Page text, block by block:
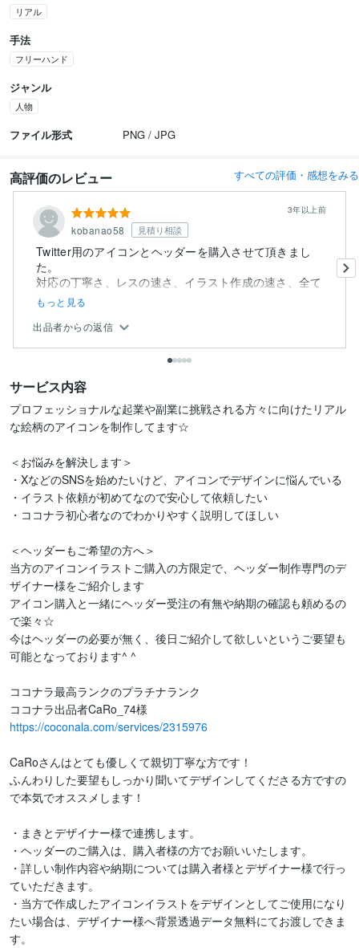
リアル
手法
フリーハンド
ジャンル
人物
ファイル形式 PNG / JPG
高評価のレビュー すべての評価・感想をみる
kobanao58 見積り相談
3年以上前
Twitter用のアイコンとヘッダーを購入させて頂きまし
た。
対応の丁寧さ、レスの速さ、イラスト作成の速さ、全て
において...
もっと見る
出品者からの返信
サービス内容
プロフェッショナルな起業や副業に挑戦される方々に向けたリアル
な絵柄のアイコンを制作してます☆
＜お悩みを解決します＞
・XなどのSNSを始めたいけど、アイコンでデザインに悩んでいる
・イラスト依頼が初めてなので安心して依頼したい
・ココナラ初心者なのでわかりやすく説明してほしい
＜ヘッダーもご希望の方へ＞
当方のアイコンイラストご購入の方限定で、ヘッダー制作専門のデ
ザイナー様をご紹介します
アイコン購入と一緒にヘッダー受注の有無や納期の確認も頼めるの
で楽々☆
今はヘッダーの必要が無く、後日ご紹介して欲しいというご要望も
可能となっております^ ^
ココナラ最高ランクのプラチナランク
https://coconala.com/services/2315976
CaRoさんはとても優しくて親切丁寧な方です！
ふんわりした要望もしっかり聞いてデザインしてくださる方ですの
で本気でオススメします！
・まきとデザイナー様で連携します。
・ヘッダーのご購入は、購入者様の方でお願いいたします。
・詳しい制作内容や納期については購入者様とデザイナー様で行っ
ていただきます。
・当方で作成したアイコンイラストをデザインとしてご使用になり
たい場合は、デザイナー様へ背景透過データ無料にてお渡しできま
す。